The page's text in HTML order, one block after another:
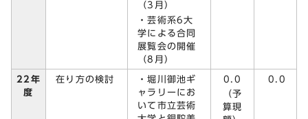
（3月）
・芸術系6大
学による合同
展覧会の開催
（8月）
22年
度
在り方の検討
・堀川御池ギ
ャラリーにお
いて市立芸術
0.0
（予
算現
0.0